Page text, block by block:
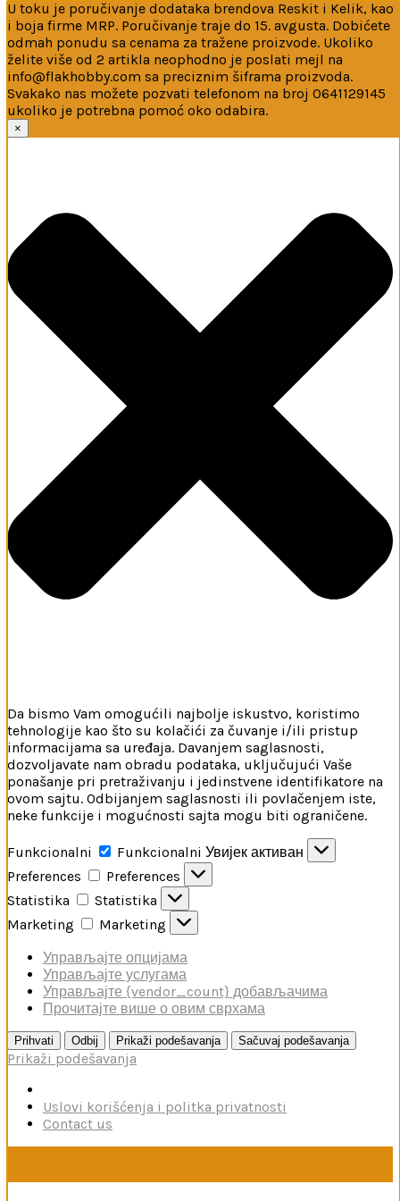
U toku je poručivanje dodataka brendova Reskit i Kelik, kao
i boja firme MRP. Poručivanje traje do 15. avgusta. Dobićete
odmah ponudu sa cenama za tražene proizvode. Ukoliko
želite više od 2 artikla neophodno je poslati mejl na
info@flakhobby.com sa preciznim šiframa proizvoda.
Svakako nas možete pozvati telefonom na broj 0641129145
ukoliko je potrebna pomoć oko odabira.
×
Ova web-stranica koristi kolačiće
Da bismo Vam omogućili najbolje iskustvo, koristimo
tehnologije kao što su kolačići za čuvanje i/ili pristup
informacijama sa uređaja. Davanjem saglasnosti,
dozvoljavate nam obradu podataka, uključujući Vaše
ponašanje pri pretraživanju i jedinstvene identifikatore na
ovom sajtu. Odbijanjem saglasnosti ili povlačenjem iste,
neke funkcije i mogućnosti sajta mogu biti ograničene.
Funkcionalni Funkcionalni Увијек активан
Preferences
Preferences
Statistika
Statistika
Marketing
Marketing
Управљајте опцијама
Управљајте услугама
Управљајте {vendor_count} добављачима
Прочитајте више о овим сврхама
Prihvati Odbij Prikaži podešavanja Sačuvaj podešavanja
Prikaži podešavanja
Uslovi korišćenja i politka privatnosti
Contact us